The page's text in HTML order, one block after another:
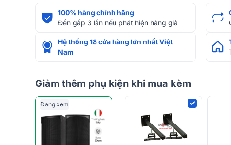
100% hàng chính hãng
Đền gấp 3 lần nếu phát hiện hàng giả
Hệ thống 18 cửa hàng lớn nhất Việt
Nam
Giảm thêm phụ kiện khi mua kèm
Đang xem